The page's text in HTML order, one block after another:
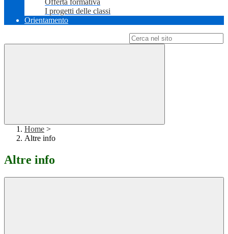
Offerta formativa
I progetti delle classi
Orientamento
Home >
Altre info
Altre info